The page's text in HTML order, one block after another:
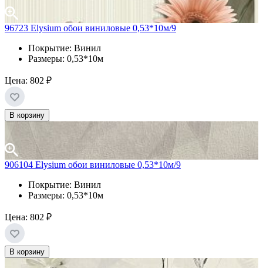
96723 Elysium обои виниловые 0,53*10м/9
Покрытие: Винил
Размеры: 0,53*10м
Цена: 802 ₽
В корзину
906104 Elysium обои виниловые 0,53*10м/9
Покрытие: Винил
Размеры: 0,53*10м
Цена: 802 ₽
В корзину